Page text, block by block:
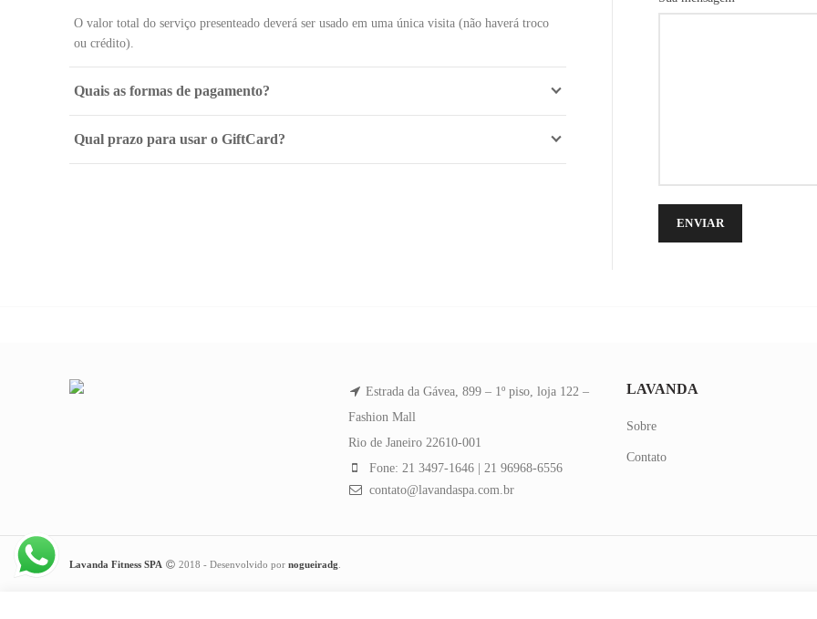
O valor total do serviço presenteado deverá ser usado em uma única visita (não haverá troco
ou crédito).
Quais as formas de pagamento?
Qual prazo para usar o GiftCard?
Estrada da Gávea, 899 – 1º piso, loja 122 –
Fashion Mall
Rio de Janeiro 22610-001
Fone: 21 3497-1646 | 21 96968-6556
contato@lavandaspa.com.br
LAVANDA
Sobre
Contato
Lavanda Fitness SPA 2018 - Desenvolvido por nogueiradg